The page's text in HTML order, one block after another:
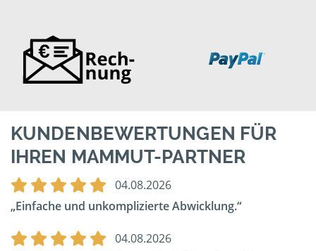
KUNDENBEWERTUNGEN FÜR
IHREN MAMMUT-PARTNER
04.08.2026
Einfache und unkomplizierte Abwicklung.
04.08.2026